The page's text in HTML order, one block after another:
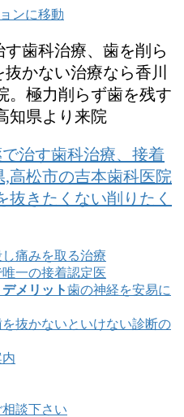
ンに移動
歯科治療、歯を削ら
かない治療なら香川
。極力削らず歯を残す
知県より来院
痛みを取る治療
唯一の接着認定医
メリット歯の神経を安易に
を抜かないといけない診断の
相談下さい